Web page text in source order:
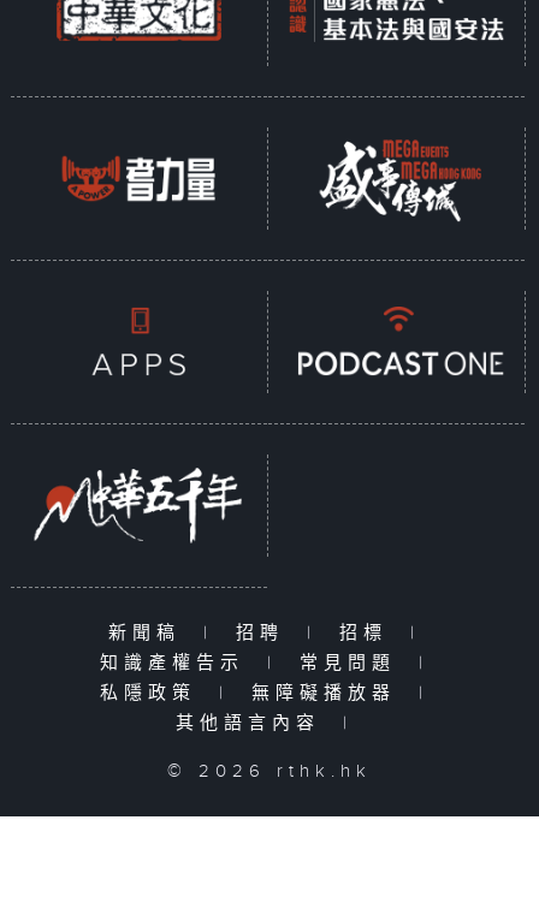
新聞稿 | 招聘 | 招標
|
知識產權告示
| 常見問題
|
私隱政策
| 無障礙播放器
|
其他語言內容
|
© 2026 rthk.hk